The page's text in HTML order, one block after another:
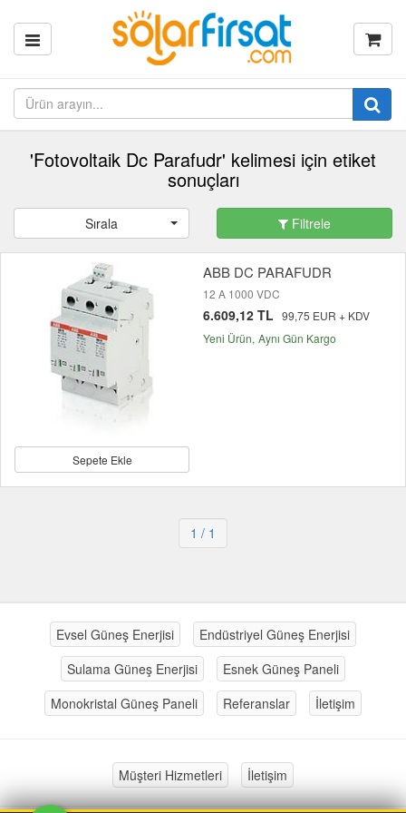
'Fotovoltaik Dc Parafudr' kelimesi için etiket
sonuçları
Sırala Filtrele
Sepete Ekle
ABB DC PARAFUDR
12 A 1000 VDC
6.609,12 TL 99,75 EUR + KDV
Yeni Ürün Aynı Gün Kargo
1 / 1
Evsel Güneş Enerjisi
Endüstriyel Güneş Enerjisi
Sulama Güneş Enerjisi
Esnek Güneş Paneli
Monokristal Güneş Paneli
Referanslar İletişim
Müşteri Hizmetleri İletişim